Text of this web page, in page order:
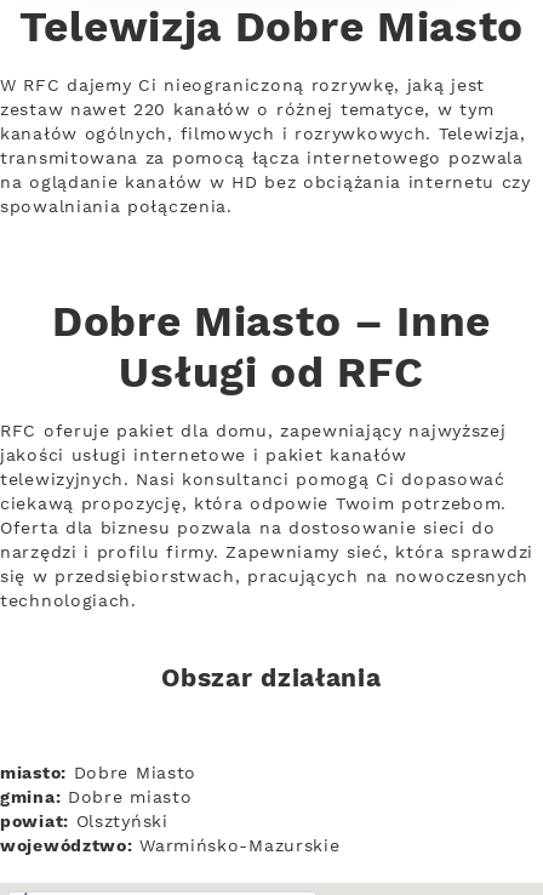
Telewizja Dobre Miasto
W RFC dajemy Ci nieograniczoną rozrywkę, jaką jest
zestaw nawet 220 kanałów o różnej tematyce, w tym
kanałów ogólnych, filmowych i rozrywkowych. Telewizja,
transmitowana za pomocą łącza internetowego pozwala
na oglądanie kanałów w HD bez obciążania internetu czy
spowalniania połączenia.
Dobre Miasto – Inne
Usługi od RFC
RFC oferuje pakiet dla domu, zapewniający najwyższej
jakości usługi internetowe i pakiet kanałów
telewizyjnych. Nasi konsultanci pomogą Ci dopasować
ciekawą propozycję, która odpowie Twoim potrzebom.
Oferta dla biznesu pozwala na dostosowanie sieci do
narzędzi i profilu firmy. Zapewniamy sieć, która sprawdzi
się w przedsiębiorstwach, pracujących na nowoczesnych
technologiach.
Obszar działania
miasto: Dobre Miasto
gmina: Dobre miasto
powiat: Olsztyński
województwo: Warmińsko-Mazurskie